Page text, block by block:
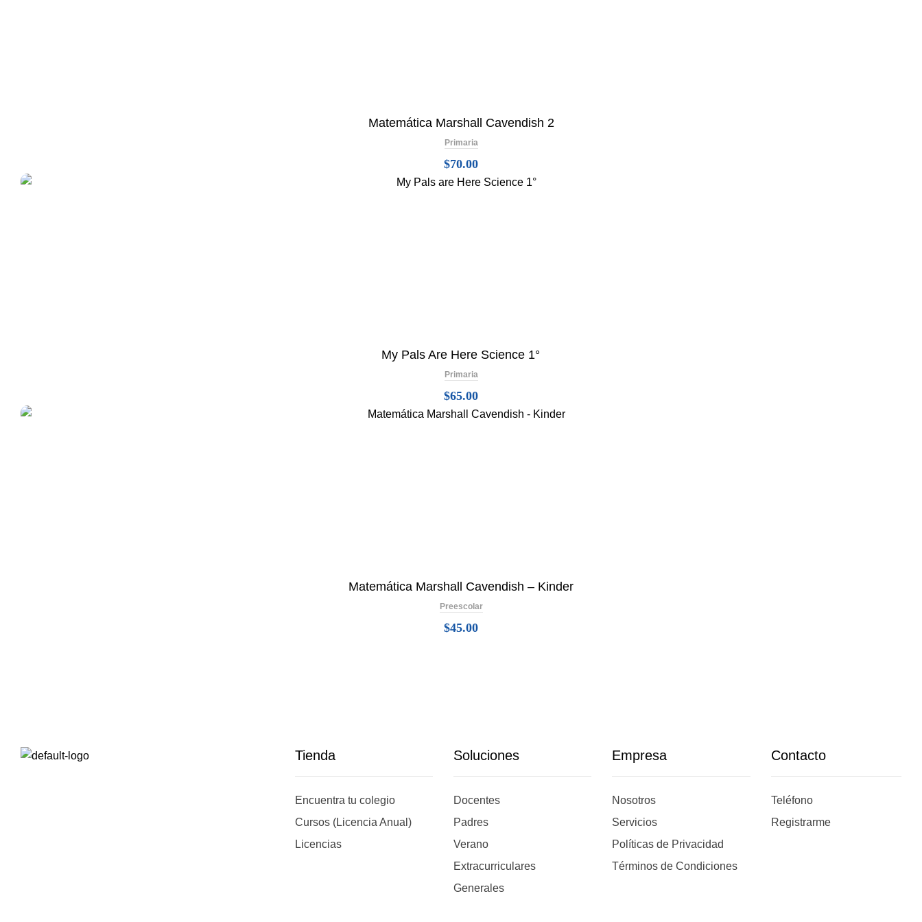
Matemática Marshall Cavendish 2
Primaria
$70.00
My Pals Are Here Science 1°
Primaria
$65.00
Matemática Marshall Cavendish – Kinder
Preescolar
$45.00
Tienda
Encuentra tu colegio
Cursos (Licencia Anual)
Licencias
Soluciones
Docentes
Padres
Verano
Extracurriculares
Generales
Empresa
Nosotros
Servicios
Políticas de Privacidad
Términos de Condiciones
Contacto
Teléfono
Registrarme